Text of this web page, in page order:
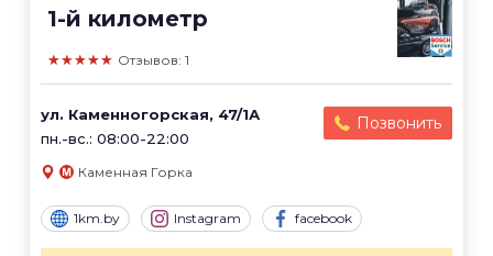
1-й километр
★★★★★ Отзывов: 1
ул. Каменногорская, 47/1А
пн.-вс.: 08:00-22:00
Позвонить
Каменная Горка
1km.by Instagram facebook